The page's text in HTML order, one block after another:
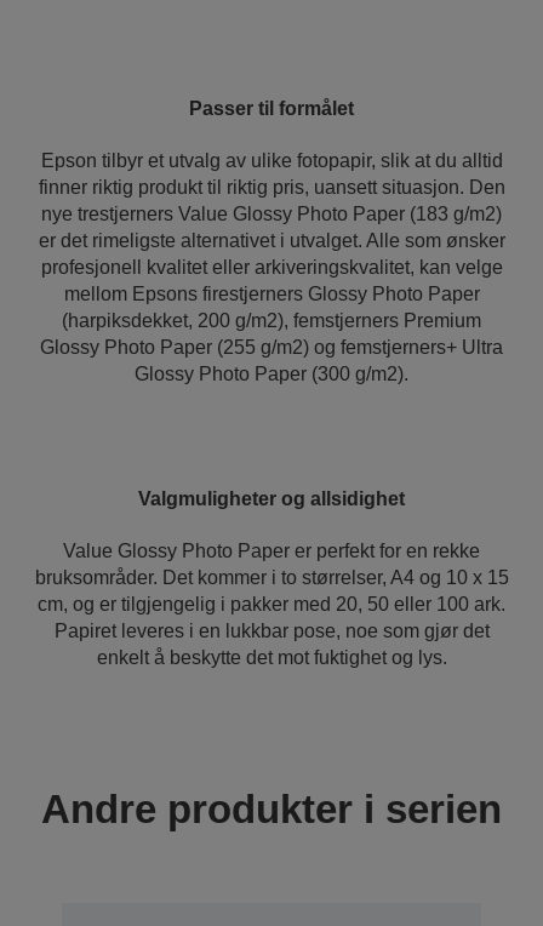
Passer til formålet
Epson tilbyr et utvalg av ulike fotopapir, slik at du alltid
finner riktig produkt til riktig pris, uansett situasjon. Den
nye trestjerners Value Glossy Photo Paper (183 g/m2)
er det rimeligste alternativet i utvalget. Alle som ønsker
profesjonell kvalitet eller arkiveringskvalitet, kan velge
mellom Epsons firestjerners Glossy Photo Paper
(harpiksdekket, 200 g/m2), femstjerners Premium
Glossy Photo Paper (255 g/m2) og femstjerners+ Ultra
Glossy Photo Paper (300 g/m2).
Valgmuligheter og allsidighet
Value Glossy Photo Paper er perfekt for en rekke
bruksområder. Det kommer i to størrelser, A4 og 10 x 15
cm, og er tilgjengelig i pakker med 20, 50 eller 100 ark.
Papiret leveres i en lukkbar pose, noe som gjør det
enkelt å beskytte det mot fuktighet og lys.
Andre produkter i serien